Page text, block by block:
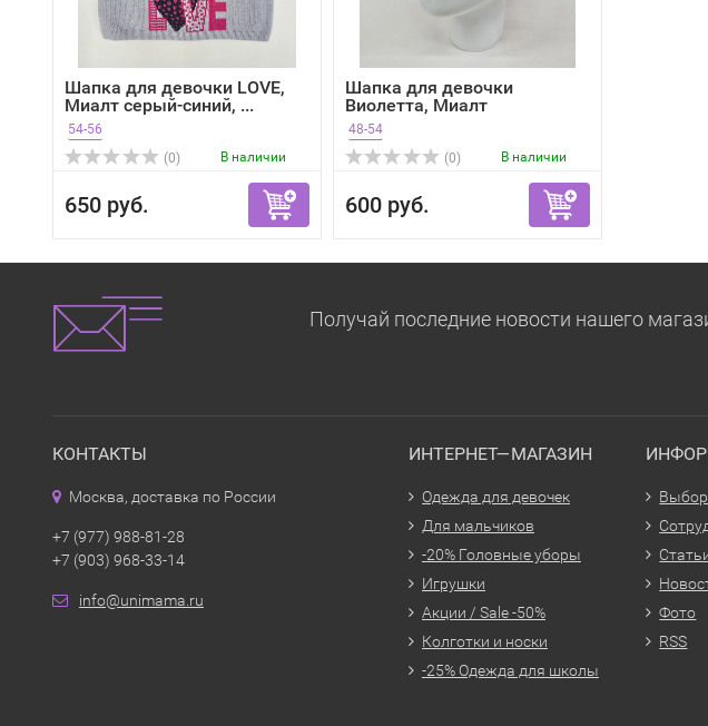
Шапка для девочки LOVE,
Миалт серый-синий, ...
54-56
(0)
В наличии
650 руб.
Шапка для девочки
Виолетта, Миалт
оранжевый
48-54
(0)
В наличии
600 руб.
Получай последние новости нашего
КОНТАКТЫ
Москва, доставка по России
+7 (977) 988-81-28
+7 (903) 968-33-14
info@unimama.ru
ИНТЕРНЕТ—МАГАЗИН
Одежда для девочек
Для мальчиков
-20% Головные уборы
Игрушки
Акции / Sale -50%
Колготки и носки
-25% Одежда для школы
Фото
RSS